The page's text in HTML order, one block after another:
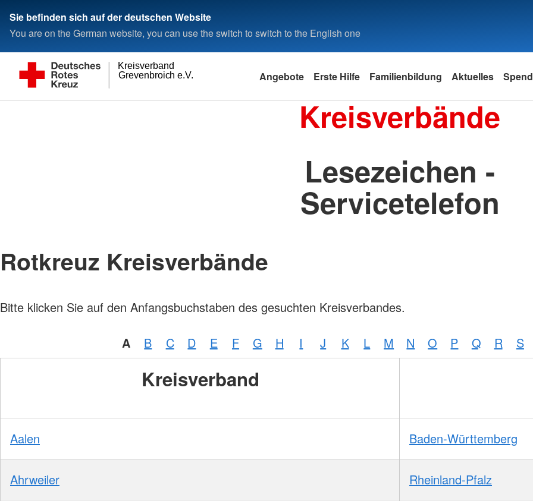
Sie befinden sich auf der deutschen Website
You are on the German website, you can use the switch to switch to the English one
Grevenbroich e.V.
Kreisverband
Angebote Erste Hilfe Familienbildung Aktuelles
Kreisverbände
Lesezeichen -
Servicetelefon
Rotkreuz Kreisverbände
Bitte klicken Sie auf den Anfangsbuchstaben des gesuchten Kreisverbandes.
A B C D E F G H I J K L M N O P Q R S
Kreisverband
Aalen Baden-Württemberg
Ahrweiler Rheinland-Pfalz